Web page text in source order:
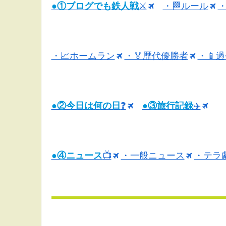
●①ブログでも鉄人戦⚔ ・🏁ルール
・📈ホームラン ・🏅歴代優勝者 ・📱
●②今日は何の日 ❓ ●③旅行記録✈️
●④ニュース📺 ・一般ニュース ・テラ